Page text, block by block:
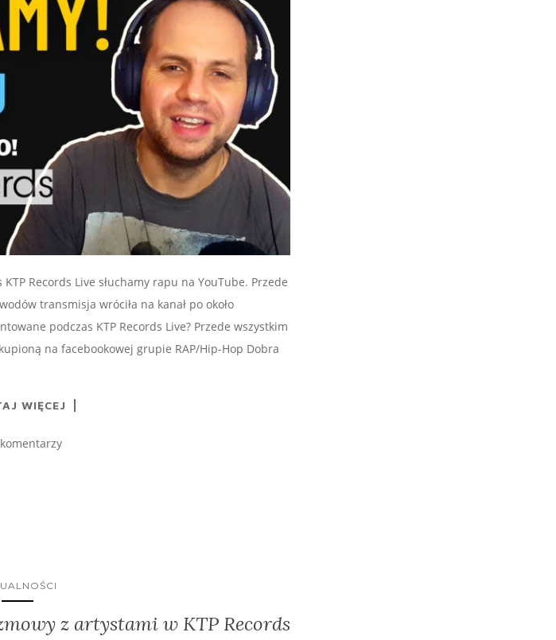
Records Live słuchamy rapu na YouTube. Przede
transmisja wróciła na kanał po około
podczas KTP Records Live? Przede wszystkim
na facebookowej grupie RAP/Hip-Hop Dobra
WIĘCEJ
z artystami w KTP Records